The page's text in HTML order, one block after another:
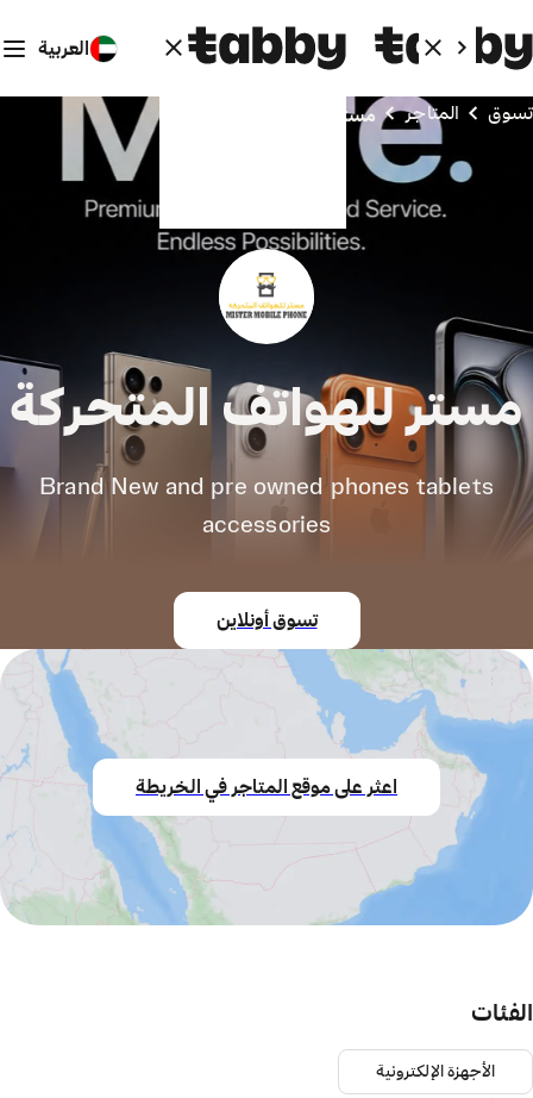
العربية
تسوق المتاجر مستر للهواتف المتحركة
مستر للهواتف المتحركة
Brand New and pre owned phones tablets
accessories
تسوق أونلاين
اعثر على موقع المتاجر في الخريطة
الفئات
الأجهزة الإلكترونية